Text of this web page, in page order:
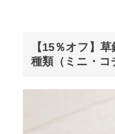
【15％オフ】
種類（ミニ・コ